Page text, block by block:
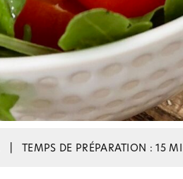
TEMPS DE PRÉPARATION : 15